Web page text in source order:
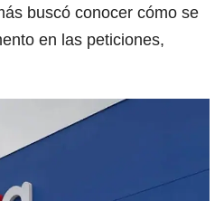
buscó conocer cómo se
en las peticiones,